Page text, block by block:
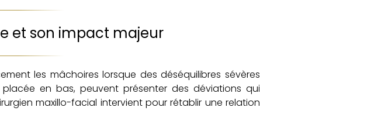
et son impact majeur
les mâchoires lorsque des déséquilibres sévères
en bas, peuvent présenter des déviations qui
maxillo-facial intervient pour rétablir une relation